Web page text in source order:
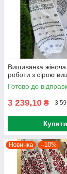
Вишиванка жіноча
роботи з сірою
Готово до
3 239,10 ₴ 3
Купити
Новинка –10%